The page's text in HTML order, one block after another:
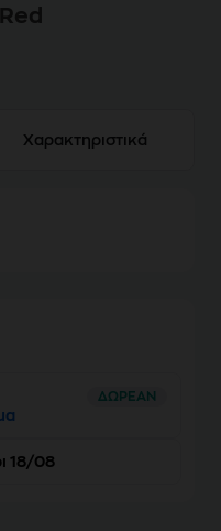
Χαρακτηριστικά
ΔΩΡΕΑΝ
18/08